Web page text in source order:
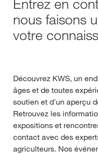
Entrez en
nous faisons
votre
Découvrez KWS, un
âges et de toutes
soutien et d'un aperçu
Retrouvez les
expositions et
contact avec des
agriculteurs. Nos